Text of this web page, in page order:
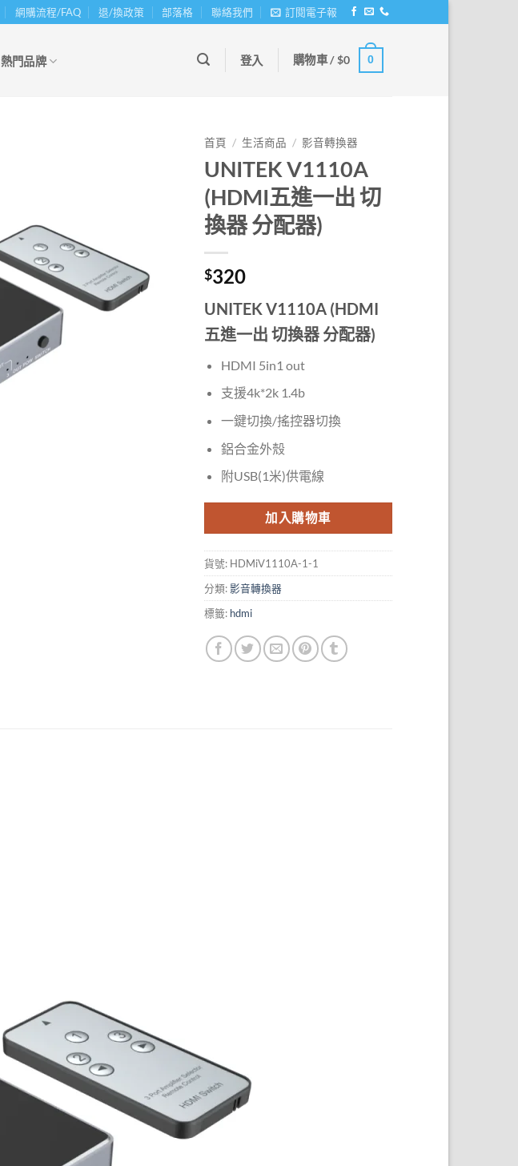
網購流程/FAQ 退/換政策 部落格 聯絡我們 訂閱電子報
熱門品牌 登入 購物車 /$0 0
首頁 / 生活商品 / 影音轉換器
UNITEK V1110A
(HDMI五進一出 切
換器 分配器)
$320
UNITEK V1110A (HDMI
五進一出 切換器 分配器)
HDMI 5in1 out
支援4k*2k 1.4b
一鍵切換/搖控器切換
鋁合金外殼
附USB(1米)供電線
加入購物車
貨號: HDMiV1110A-1-1
分類:影音轉換器
標籤: hdmi